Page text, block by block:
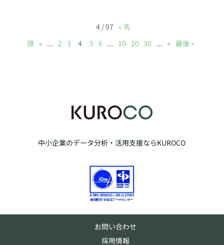
4 / 97 « 先
頭 « ... 2 3 4 5 6 ... 10 20 30 ... » 最後 »
中小企業のデータ分析・活用支援ならKUROCO
お問い合わせ
採用情報